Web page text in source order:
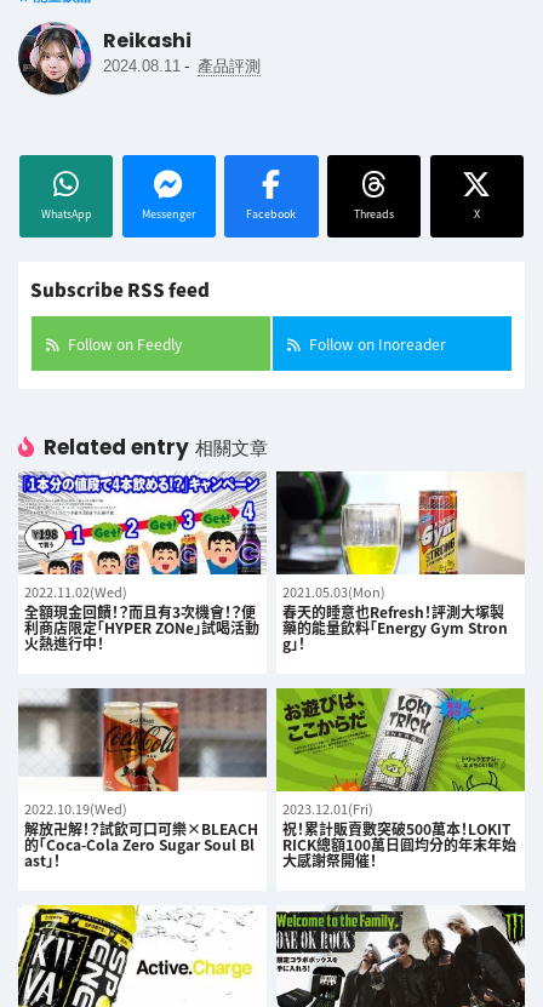
Reikashi
2024.08.11 - 產品評測
WhatsApp Messenger Facebook Threads X
Subscribe RSS feed
Follow on Feedly Follow on Inoreader
Related entry 相關文章
2022.11.02(Wed)
全額現金回饋！？而且有3次機會！？便
利商店限定「HYPER ZONe」試喝活動
火熱進行中！
2021.05.03(Mon)
春天的睡意也Refresh！評測大塚製
藥的能量飲料「Energy Gym Stron
g」！
2022.10.19(Wed)
解放卍解！？試飲可口可樂×BLEACH
的「Coca-Cola Zero Sugar Soul Bl
ast」！
2023.12.01(Fri)
祝！累計販賣數突破500萬本！LOKIT
RICK總額100萬日圓均分的年末年始
大感謝祭開催！